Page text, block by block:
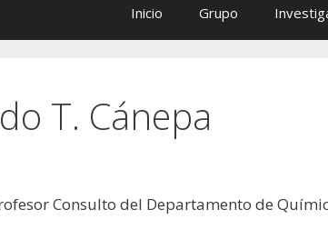
Inicio Grupo
T. Cánepa
Consulto del Departamento de